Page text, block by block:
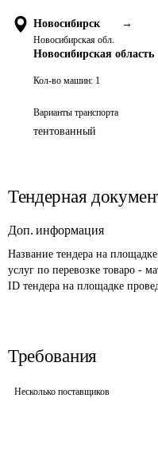
Новосибирск →
Новосибирская обл.
Новосибирская область
Кол-во машин: 1
Варианты транспорта
тентованный
Тендерная
Доп. информация
Название тендера на
услуг по перевозке товаро -
ID тендера на площадке
Требования
Несколько поставщиков